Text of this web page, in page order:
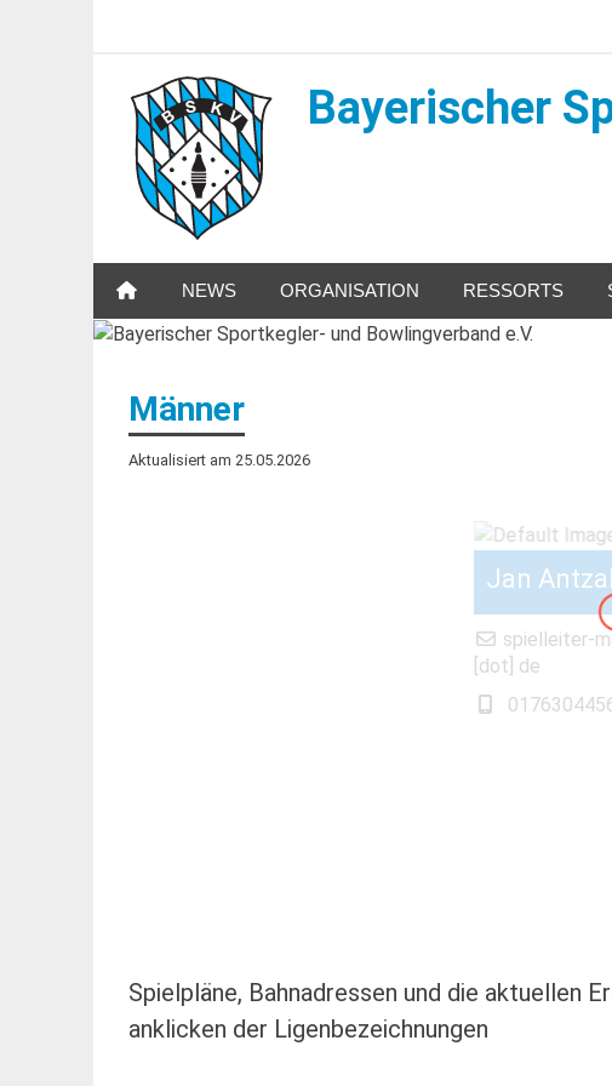
Bayerischer
Sportkegeln in Bayern
NEWS ORGANISATION RESSORTS
Männer
Aktualisiert am 25.05.2026
Jan
spielleiter-
[dot] de
Spielpläne, Bahnadressen und die aktuellen
anklicken der Ligenbezeichnungen